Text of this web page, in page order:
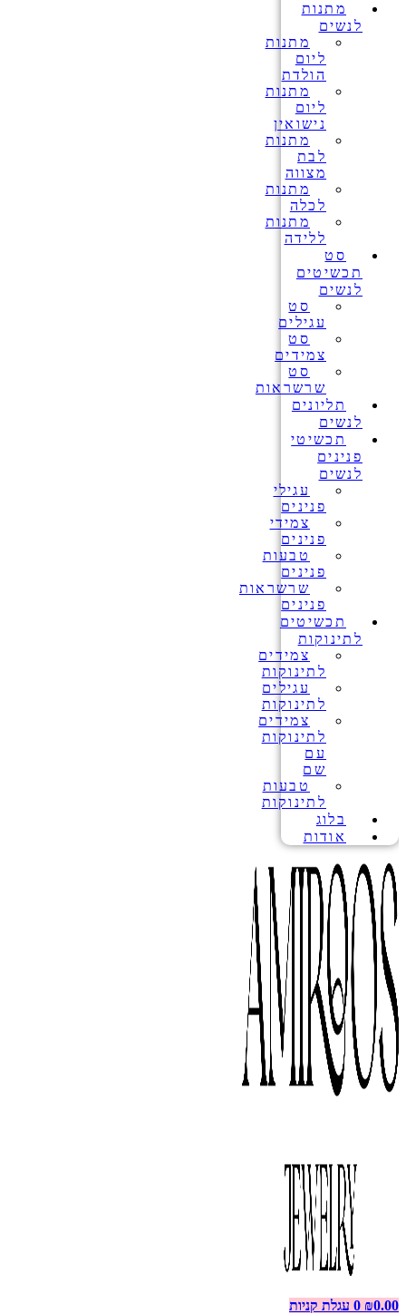
מתנות
לנשים
מתנות
ליום
הולדת
מתנות
ליום
נישואין
מתנות
לבת
מצווה
מתנות
לכלה
מתנות
ללידה
סט
תכשיטים
לנשים
סט
עגילים
סט
צמידים
סט
שרשראות
תליונים
לנשים
תכשיטי
פנינים
לנשים
עגילי
פנינים
צמידי
פנינים
טבעות
פנינים
שרשראות
פנינים
תכשיטים
לתינוקות
צמידים
לתינוקות
עגילים
לתינוקות
צמידים
לתינוקות
עם
שם
טבעות
לתינוקות
בלוג
אודות
₪0.00
0 עגלת קניות